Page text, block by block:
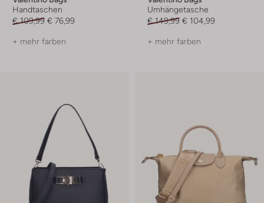
Handtaschen
€ 109,99 € 76,99
+ mehr farben
Umhängetasche
€ 149,99 € 104,99
+ mehr farben